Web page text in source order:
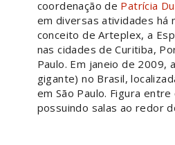
coordenação de Patrícia
em diversas atividades há
conceito de Arteplex, a
nas cidades de Curitiba,
Paulo. Em janeio de 2009,
gigante) no Brasil,
em São Paulo. Figura
possuindo salas ao redor